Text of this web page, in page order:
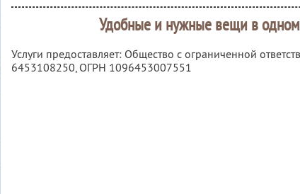
Удобные и нужные вещи в
Услуги предоставляет: Общество с ограниченной
6453108250, ОГРН 1096453007551